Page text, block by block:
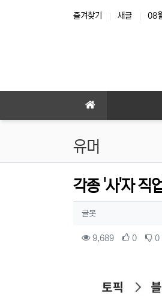
즐겨찾기 새글 08
유머
각종 '사'자 직
작성자 정보
글봇작성
컨텐츠 정보
9,689조회 0추천 0